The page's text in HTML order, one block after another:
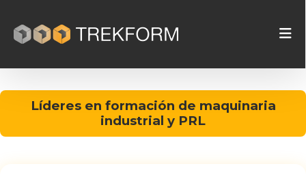
Líderes en formación de maquinaria
industrial y PRL